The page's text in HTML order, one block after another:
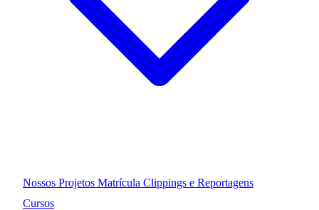
Nossos Projetos Matrícula Clippings e Reportagens
Cursos